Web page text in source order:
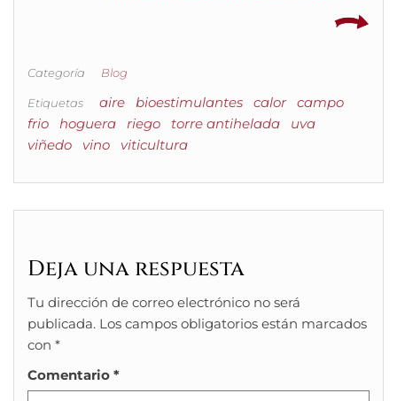
Categoría Blog
Etiquetas aire bioestimulantes calor
campo
frio
hoguera riego torre antihelada
uva
viñedo
vino viticultura
Deja una respuesta
Tu dirección de correo electrónico no será
publicada. Los campos obligatorios están marcados
con *
Comentario *